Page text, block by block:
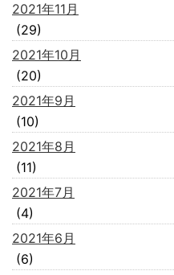
2021年11月
(29)
2021年10月
(20)
2021年9月
(10)
2021年8月
(11)
2021年7月
(4)
2021年6月
(6)